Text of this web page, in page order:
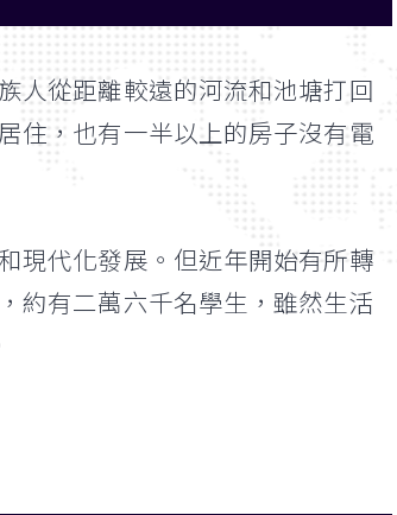
人從距離較遠的河流和池塘打回
住，也有一半以上的房子沒有電
現代化發展。但近年開始有所轉
有二萬六千名學生，雖然生活